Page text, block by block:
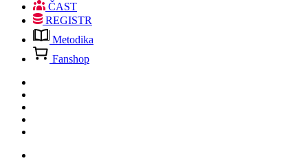
ČAST
REGISTR
Metodika
Fanshop